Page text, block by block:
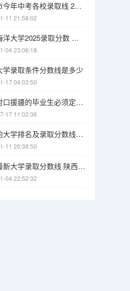
南京市今年中考各校录取线 2025南京中考分数线与录取线
11 21:58:02
深圳海洋大学2025录取分数 中国海洋大学2025投档线
04 23:06:18
学录取条件分数线是多少
17 04:03:50
高考对口援疆的毕业生必须定向回新疆工作吗，能不能不会回，不回会怎样？
17 11:02:36
长沙的大学排名及录取分数线（长沙大学招生分数线）
11 20:38:50
陕西最新大学录取分数线 陕西省2025年各院校最低高考录取分数线
04 22:52:32